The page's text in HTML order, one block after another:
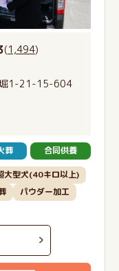
(1,494)
堀1-21-15-604
葬 合同供養
大型犬(40キロ以上)
パウダー加工